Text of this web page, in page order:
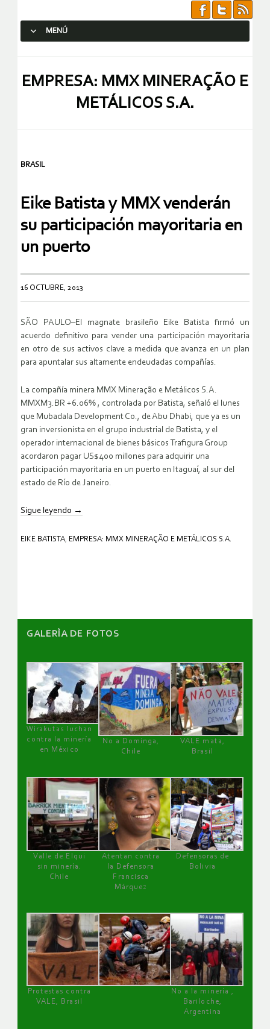
MENÚ
EMPRESA: MMX MINERAÇÃO E
METÁLICOS S.A.
BRASIL
Eike Batista y MMX venderán
su participación mayoritaria en
un puerto
16 OCTUBRE, 2013
SÃO PAULO–El magnate brasileño Eike Batista firmó un
acuerdo definitivo para vender una participación mayoritaria
en otro de sus activos clave a medida que avanza en un plan
para apuntalar sus altamente endeudadas compañías.
La compañía minera MMX Mineração e Metálicos S.A.
MMXM3.BR +6.06% , controlada por Batista, señaló el lunes
que Mubadala Development Co., de Abu Dhabi, que ya es un
gran inversionista en el grupo industrial de Batista, y el
operador internacional de bienes básicos Trafigura Group
acordaron pagar US$400 millones para adquirir una
participación mayoritaria en un puerto en Itaguaí, al sur del
estado de Río de Janeiro.
Sigue leyendo →
EIKE BATISTA, EMPRESA: MMX MINERAÇÃO E METÁLICOS S.A.
GALERÌA DE FOTOS
Wirakutas luchan
contra la minería
en México
No a Dominga,
Chile
VALE mata,
Brasil
Valle de Elqui
sin minería.
Chile
Atentan contra
la Defensora
Francisca
Márquez
Defensoras de
Bolivia
Protestas contra
VALE, Brasil
No a la minería ,
Bariloche,
Argentina